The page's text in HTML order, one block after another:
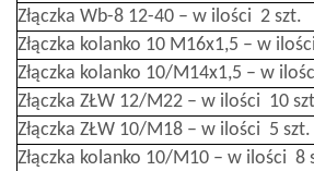
Złączka Wb-8 12-40 – w ilości 2 szt.
Złączka kolanko 10 M16x1,5 – w
Złączka kolanko 10/M14x1,5 – w
Złączka ZŁW 12/M22 – w ilości 10
Złączka ZŁW 10/M18 – w ilości 5 szt.
Złączka kolanko 10/M10 – w ilości 8